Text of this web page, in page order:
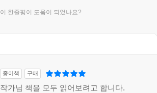
이 한줄평이 도움이 되었나요?
종이책 구매
작가님 책을 모두 읽어보려고 합니다.